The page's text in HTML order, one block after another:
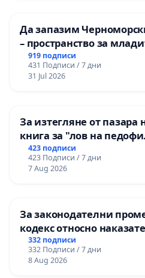
Да запазим
– пространство за
919 подписи
431 Подписи / 7 дни
31 Jul 2026
За изтегляне от пазара
книга за "лов на
деца
423 подписи
423 Подписи / 7 дни
7 Aug 2026
За законодателни
кодекс относно
на непълнолетните при
умишлени престъпления
332 подписи
332 Подписи / 7 дни
8 Aug 2026